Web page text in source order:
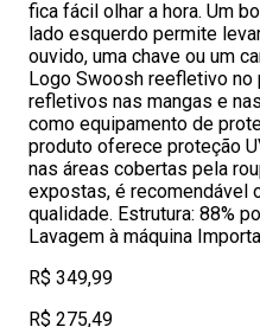
fica fácil olhar a hora. Um
lado esquerdo permite
ouvido, uma chave ou um
Logo Swoosh reefletivo
refletivos nas mangas e
como equipamento de
produto oferece proteção
nas áreas cobertas pela
expostas, é recomendável
qualidade. Estrutura: 88%
Lavagem à máquina
R$ 349,99
R$ 275,49